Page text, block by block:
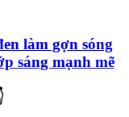
làm gợn sóng
sáng mạnh mẽ